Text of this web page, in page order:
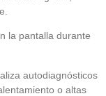
la pantalla durante
autodiagnósticos
o altas